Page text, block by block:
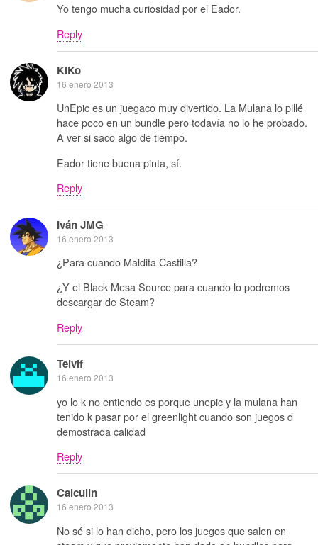
Yo tengo mucha curiosidad por el Eador.
Reply
KiKo
16 enero 2013
UnEpic es un juegaco muy divertido. La Mulana lo pillé
hace poco en un bundle pero todavía no lo he probado.
A ver si saco algo de tiempo.
Eador tiene buena pinta, sí.
Reply
Iván JMG
16 enero 2013
¿Para cuando Maldita Castilla?
¿Y el Black Mesa Source para cuando lo podremos
descargar de Steam?
Reply
Telvif
16 enero 2013
yo lo k no entiendo es porque unepic y la mulana han
tenido k pasar por el greenlight cuando son juegos d
demostrada calidad
Reply
Calculin
16 enero 2013
No sé si lo han dicho, pero los juegos que salen en